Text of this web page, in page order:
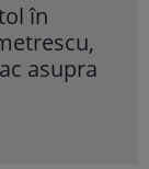
în
asupra